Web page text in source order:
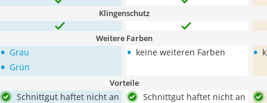
Klingenschutz
Weitere Farben
• Grau
• Grün
• keine weiteren Farben •
Vorteile
Schnittgut haftet nicht an
Schnittgut haftet nicht an